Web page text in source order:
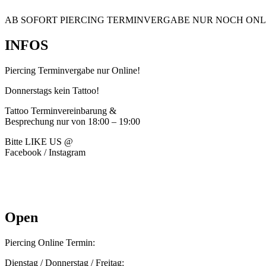
AB SOFORT PIERCING TERMINVERGABE NUR NOCH
INFOS
Piercing Terminvergabe nur Online!
Donnerstags kein Tattoo!
Tattoo Terminvereinbarung &
Besprechung nur von 18:00 – 19:00
Bitte LIKE US @
Facebook / Instagram
Open
Piercing Online Termin:
Dienstag / Donnerstag / Freitag: